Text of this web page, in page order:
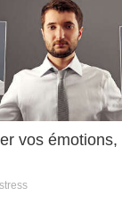
vos émotions,
stress